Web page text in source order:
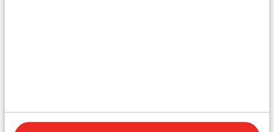
Téléphonie